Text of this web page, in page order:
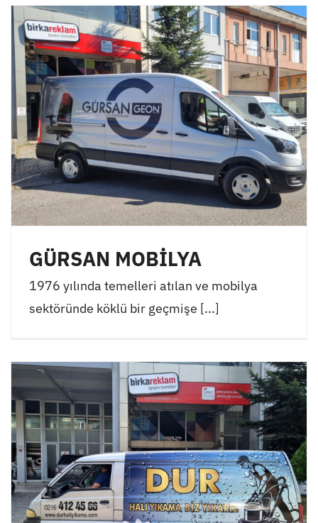
GÜRSAN MOBİLYA
1976 yılında temelleri atılan ve mobilya
sektöründe köklü bir geçmişe [...]